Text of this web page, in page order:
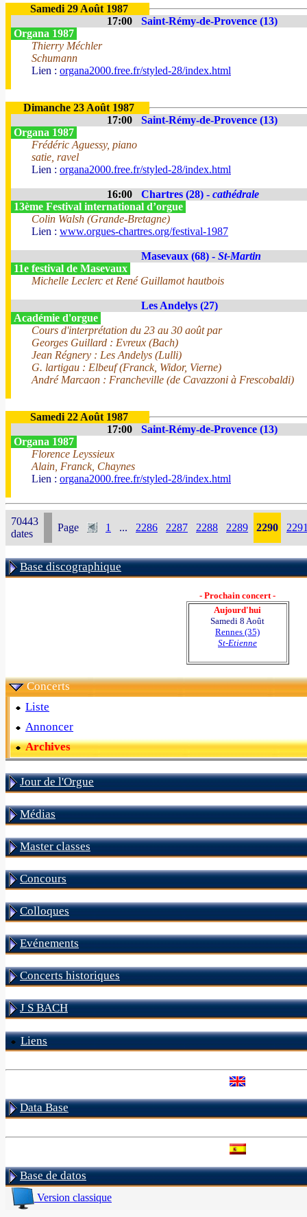
Samedi 29 Août 1987
17:00
Saint-Rémy-de-Provence (13)
Organa 1987
Thierry Méchler
Schumann
Lien : organa2000.free.fr/styled-28/index.html
Dimanche 23 Août 1987
17:00
Saint-Rémy-de-Provence (13)
Organa 1987
Frédéric Aguessy, piano
satie, ravel
Lien : organa2000.free.fr/styled-28/index.html
16:00 Chartres (28) - cathédrale
13ème Festival international d’orgue
Colin Walsh (Grande-Bretagne)
Lien : www.orgues-chartres.org/festival-1987
Masevaux (68) - St-Martin
11e festival de Masevaux
Michelle Leclerc et René Guillamot hautbois
Les Andelys (27)
Académie d'orgue
Cours d'interprétation du 23 au 30 août par
Georges Guillard : Evreux (Bach)
Jean Régnery : Les Andelys (Lulli)
G. lartigau : Elbeuf (Franck, Widor, Vierne)
André Marcaon : Francheville (de Cavazzoni à Frescobaldi)
Samedi 22 Août 1987
17:00
Saint-Rémy-de-Provence (13)
Organa 1987
Florence Leyssieux
Alain, Franck, Chaynes
Lien : organa2000.free.fr/styled-28/index.html
70443
dates
Page 1 ... 2286 2287 2288 2289 2290
Base discographique
- Prochain concert -
Aujourd'hui
Samedi 8 Août
Rennes (35)
St-Etienne
Concerts
Liste
Annoncer
Archives
Jour de l'Orgue
Médias
Master classes
Concours
Colloques
Evénements
Concerts historiques
J S BACH
Liens
Data Base
Base de datos
Version classique